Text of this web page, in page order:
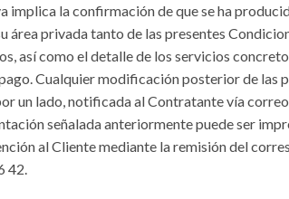
la confirmación de que se ha
privada tanto de las presentes
así como el detalle de los servicios
Cualquier modificación posterior de las
un lado, notificada al Contratante vía
señalada anteriormente puede ser
al Cliente mediante la remisión del
42.